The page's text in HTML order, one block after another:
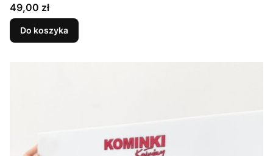
Cena
49,00 zł
Do koszyka